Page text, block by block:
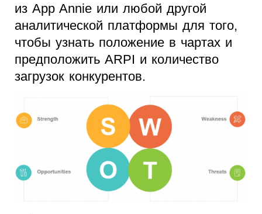
из App Annie или любой другой
аналитической платформы для того,
чтобы узнать положение в чартах и
предположить ARPI и количество
загрузок конкурентов.